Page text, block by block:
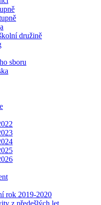
družině
sboru
rok 2019-2020
z předešlých let